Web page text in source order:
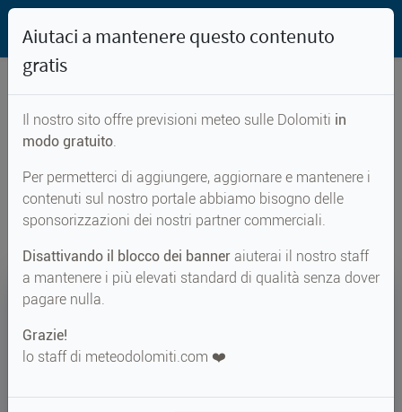
Previsioni meteo per...
Sarentino
↑ 26° ↓ 16°
Sarentino
Aiutaci a mantenere questo contenuto
gratis
Il nostro sito offre previsioni meteo sulle Dolomiti in
modo gratuito.
Per permetterci di aggiungere, aggiornare e mantenere i
contenuti sul nostro portale abbiamo bisogno delle
sponsorizzazioni dei nostri partner commerciali.
Disattivando il blocco dei banner aiuterai il nostro staff
a mantenere i più elevati standard di qualità senza dover
pagare nulla.
Grazie!
lo staff di meteodolomiti.com ❤️